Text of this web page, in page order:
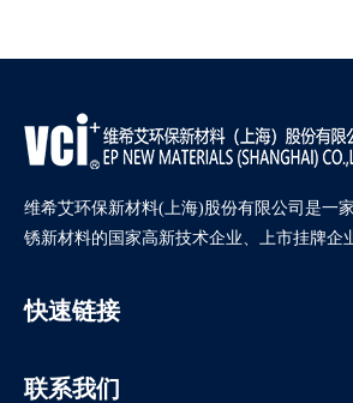
维希艾环保新材料(上海)股份有限公司是一
锈新材料的国家高新技术企业、上市挂牌企
快速链接
联系我们